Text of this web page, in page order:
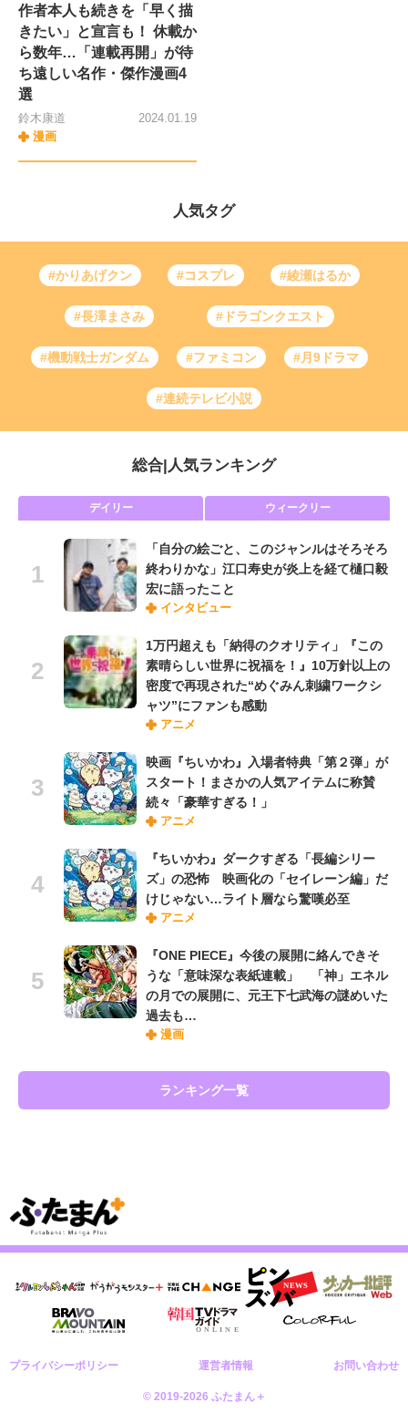
作者本人も続きを「早く描
きたい」と宣言も！ 休載か
ら数年…「連載再開」が待
ち遠しい名作・傑作漫画4
選
鈴木康道
漫画
2024.01.19
人気タグ
#かりあげクン #コスプレ #綾瀬はるか
#長澤まさみ #ドラゴンクエスト
#機動戦士ガンダム #ファミコン #月9ドラマ
#連続テレビ小説
総合 人気ランキング
デイリー ウィークリー
「自分の絵ごと、このジャンルはそろそろ
終わりかな」江口寿史が炎上を経て樋口毅
宏に語ったこと
インタビュー
1万円超えも「納得のクオリティ」『この
素晴らしい世界に祝福を！』10万針以上の
密度で再現された“めぐみん刺繍ワークシ
ャツ”にファンも感動
アニメ
映画『ちいかわ』入場者特典「第２弾」が
スタート！まさかの人気アイテムに称賛
続々「豪華すぎる！」
アニメ
『ちいかわ』ダークすぎる「長編シリー
ズ」の恐怖 映画化の「セイレーン編」だ
けじゃない…ライト層なら驚嘆必至
アニメ
『ONE PIECE』今後の展開に絡んできそ
うな「意味深な表紙連載」 「神」エネル
の月での展開に、元王下七武海の謎めいた
過去も…
漫画
ランキング一覧
プライバシーポリシー 運営者情報 お問い合わせ
© 2019-2026 ふたまん＋